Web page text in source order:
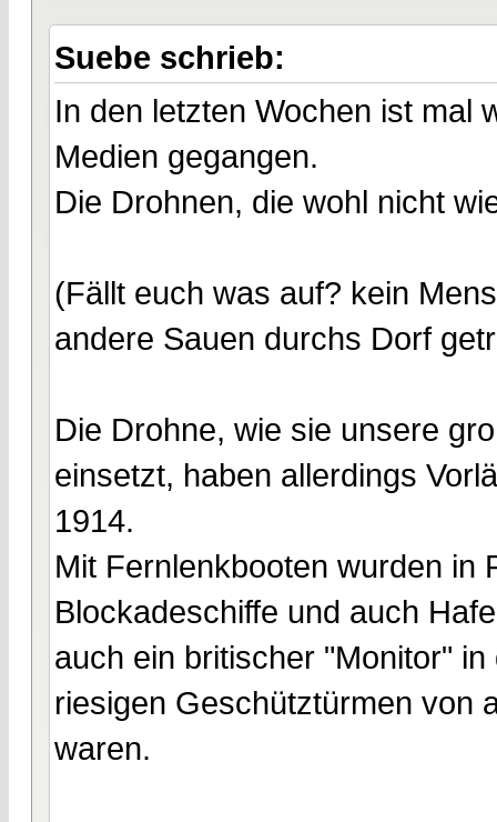
Suebe schrieb:
In den letzten Wochen ist mal
Medien gegangen.
Die Drohnen, die wohl nicht
(Fällt euch was auf? kein
andere Sauen durchs Dorf
Die Drohne, wie sie unsere
einsetzt, haben allerdings
1914.
Mit Fernlenkbooten wurden in
Blockadeschiffe und auch
auch ein britischer "Monitor"
riesigen Geschütztürmen von
waren.